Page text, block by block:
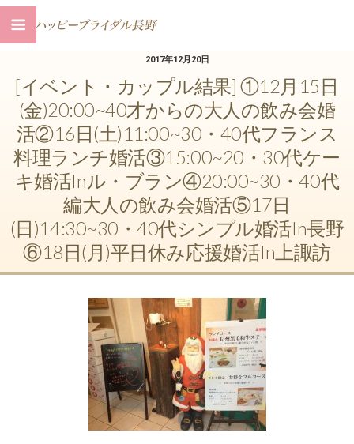
2017年12月20日
[イベント・カップル結果] ①12月15日
(金)20:00~40才からの大人の飲み会婚
活②16日(土)11:00~30・40代フランス
料理ランチ婚活③15:00~20・30代ケー
キ婚活inル・ブラン④20:00~30・40代
編大人の飲み会婚活⑤17日
(日)14:30~30・40代シンプル婚活in長野
⑥18日(月)平日休み応援婚活in上諏訪